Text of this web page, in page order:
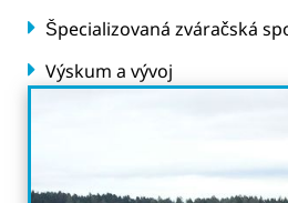
Špecializovaná zváračská
Výskum a vývoj